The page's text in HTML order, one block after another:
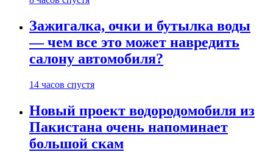
Зажигалка, очки и бутылка воды
— чем все это может навредить
салону автомобиля?
14 часов спустя
Новый проект водородомобиля из
Пакистана очень напоминает
большой скам